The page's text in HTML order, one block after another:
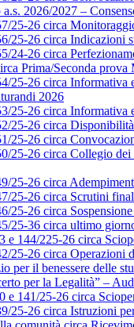
2026/2027 –
25-26 circa
25-26 circa Indicazioni
24-26 circa
Prima/Seconda prova
25-26 circa
2026
25-26 circa Informativa
25-26 circa
25-26 circa
25-26 circa Collegio
25-26 circa
25-26 circa Scrutini
25-26 circa
25-36 circa ultimo
e 144/225-26 circa
25-26 circa Operazioni
per il benessere delle
per la Legalità” –
e 141/25-26 circa
25-26 circa Istruzioni